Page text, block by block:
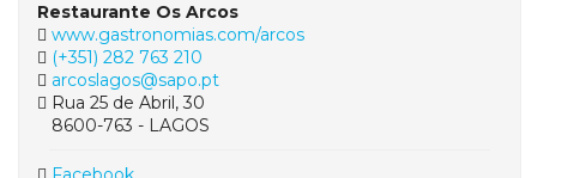
Restaurante Os Arcos
www.gastronomias.com/arcos
(+351) 282 763 210
arcoslagos@sapo.pt
Rua 25 de Abril, 30
8600-763 - LAGOS